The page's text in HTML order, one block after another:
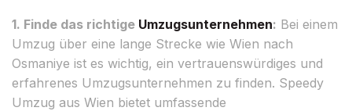
1. Finde das richtige Umzugsunternehmen: Bei einem
Umzug über eine lange Strecke wie Wien nach
Osmaniye ist es wichtig, ein vertrauenswürdiges und
erfahrenes Umzugsunternehmen zu finden. Speedy
Umzug aus Wien bietet umfassende